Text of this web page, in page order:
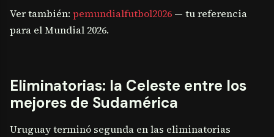
Ver también: pemundialfutbol2026 — tu referencia
para el Mundial 2026.
Eliminatorias: la Celeste entre los
mejores de Sudamérica
Uruguay terminó segunda en las eliminatorias